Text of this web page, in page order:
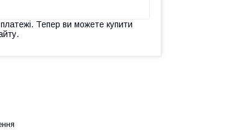
платежі. Тепер ви можете купити